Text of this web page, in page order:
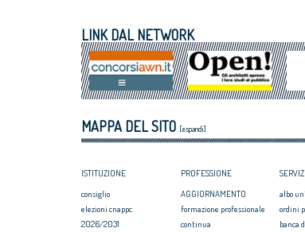
luglio 2018
VIII Congresso CNAPPC 2018. Domenica 1
luglio 2018
LINK DAL NETWORK
MAPPA DEL SITO [espandi]
ISTITUZIONE
consiglio
elezioni cnappc
2026/2031
PROFESSIONE
AGGIORNAMENTO
formazione professionale
continua
SERVIZI
albo
ordini
banca